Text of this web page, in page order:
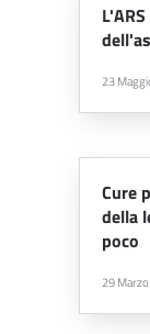
23
Cure
della
poco
29